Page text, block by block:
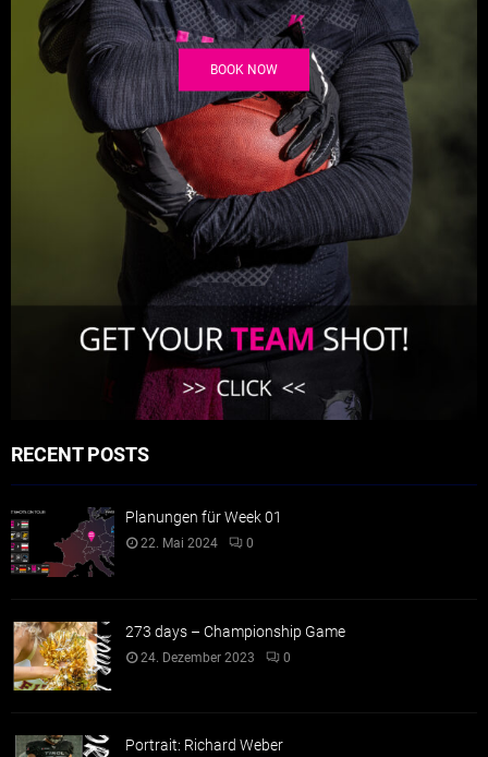
BOOK NOW
RECENT POSTS
Planungen für Week 01
22. Mai 2024 0
273 days – Championship Game
24. Dezember 2023 0
Portrait: Richard Weber